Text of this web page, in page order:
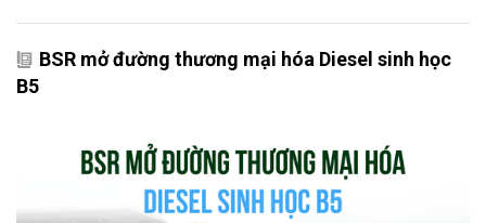
BSR mở đường thương mại hóa Diesel sinh học
B5